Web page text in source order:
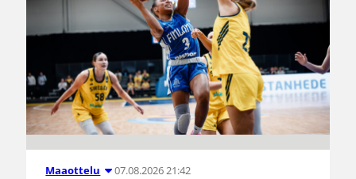
Maaottelu 07.08.2026 21:42